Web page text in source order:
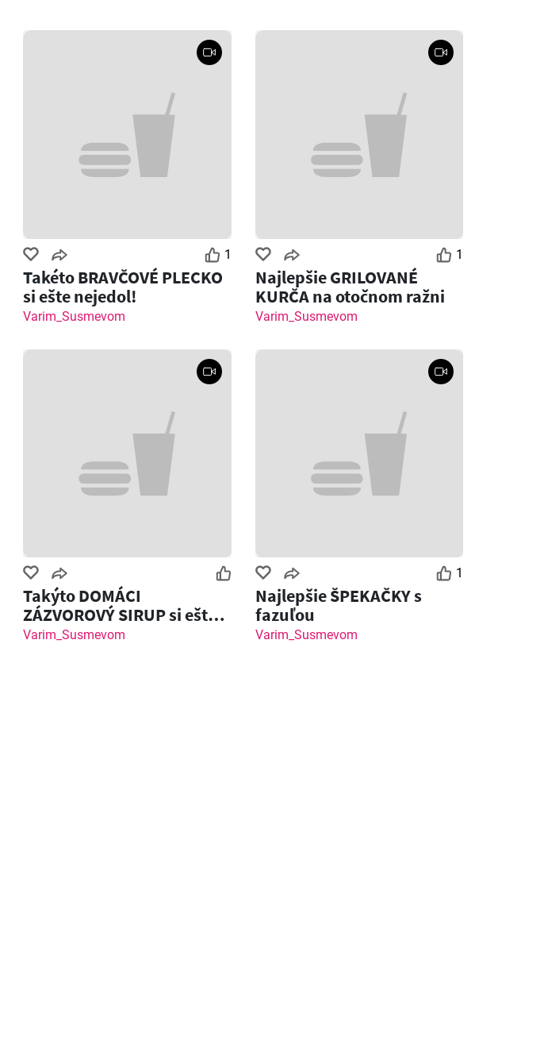
1
Takéto BRAVČOVÉ PLECKO
si ešte nejedol!
Varim_Susmevom
1
Najlepšie GRILOVANÉ
KURČA na otočnom ražni
Varim_Susmevom
Takýto DOMÁCI
ZÁZVOROVÝ SIRUP si ešte
nemal! Zázvorový Shot
Varim_Susmevom
1
Najlepšie ŠPEKAČKY s
fazuľou
Varim_Susmevom